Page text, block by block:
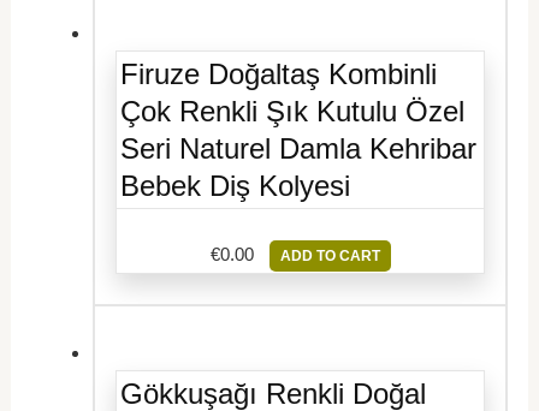
Firuze Doğaltaş Kombinli
Çok Renkli Şık Kutulu Özel
Seri Naturel Damla Kehribar
Bebek Diş Kolyesi
€0.00 ADD TO CART
Gökkuşağı Renkli Doğal